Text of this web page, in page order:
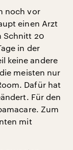
noch vor
einen Arzt
Schnitt 20
in der
keine andere
meisten nur
Dafür hat
Für den
Zum
mit